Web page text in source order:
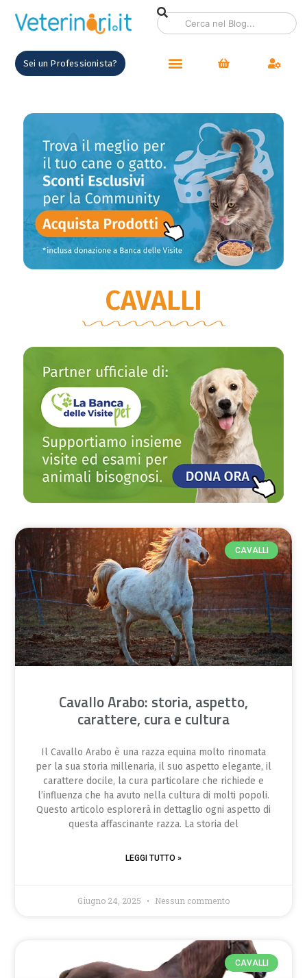
Sei un Professionista?
CAVALLI
CAVALLI
Cavallo Arabo: storia, aspetto,
carattere, cura e cultura
Il Cavallo Arabo è una razza equina molto rinomata
per la sua storia millenaria, il suo aspetto elegante, il
carattere docile, la cura particolare che richiede e
l’influenza che ha avuto nella cultura di molti popoli.
Questo articolo esplorerà in dettaglio ogni aspetto di
questa affascinante razza. La storia del
LEGGI TUTTO »
Giugno 24, 2025 Nessun commento
CAVALLI